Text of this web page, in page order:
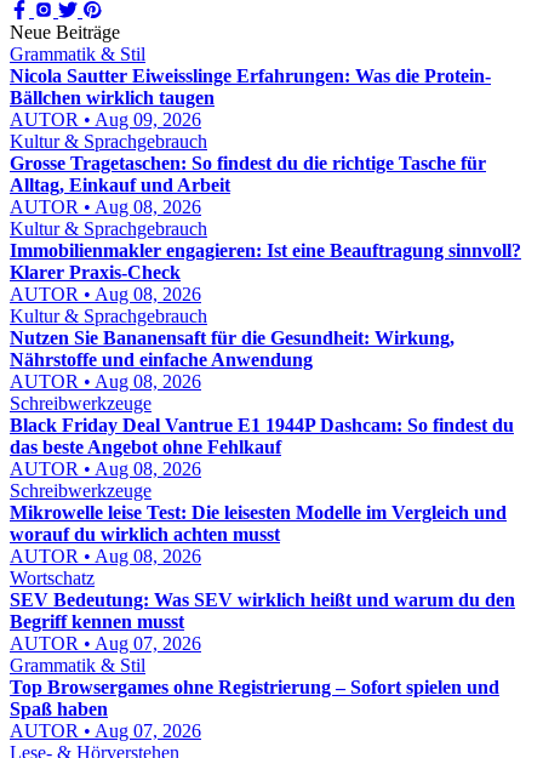
Neue Beiträge
Grammatik & Stil
Nicola Sautter Eiweisslinge Erfahrungen: Was die Protein-
Bällchen wirklich taugen
AUTOR • Aug 09, 2026
Kultur & Sprachgebrauch
Grosse Tragetaschen: So findest du die richtige Tasche für
Alltag, Einkauf und Arbeit
AUTOR • Aug 08, 2026
Kultur & Sprachgebrauch
Immobilienmakler engagieren: Ist eine Beauftragung sinnvoll?
Klarer Praxis-Check
AUTOR • Aug 08, 2026
Kultur & Sprachgebrauch
Nutzen Sie Bananensaft für die Gesundheit: Wirkung,
Nährstoffe und einfache Anwendung
AUTOR • Aug 08, 2026
Schreibwerkzeuge
Black Friday Deal Vantrue E1 1944P Dashcam: So findest du
das beste Angebot ohne Fehlkauf
AUTOR • Aug 08, 2026
Schreibwerkzeuge
Mikrowelle leise Test: Die leisesten Modelle im Vergleich und
worauf du wirklich achten musst
AUTOR • Aug 08, 2026
Wortschatz
SEV Bedeutung: Was SEV wirklich heißt und warum du den
Begriff kennen musst
AUTOR • Aug 07, 2026
Grammatik & Stil
Top Browsergames ohne Registrierung – Sofort spielen und
Spaß haben
AUTOR • Aug 07, 2026
Lese- & Hörverstehen